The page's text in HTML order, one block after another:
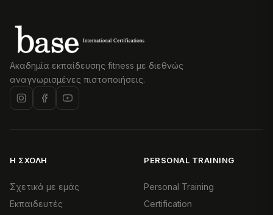
Ακαδημία εκπαίδευσης fitness με διεθνώς
αναγνωρισμένες πιστοποιήσεις.
Η ΣΧΟΛΉ
Σχετικά με εμάς
Εκπαιδευτές
PERSONAL TRAINING
Personal Training
Certification